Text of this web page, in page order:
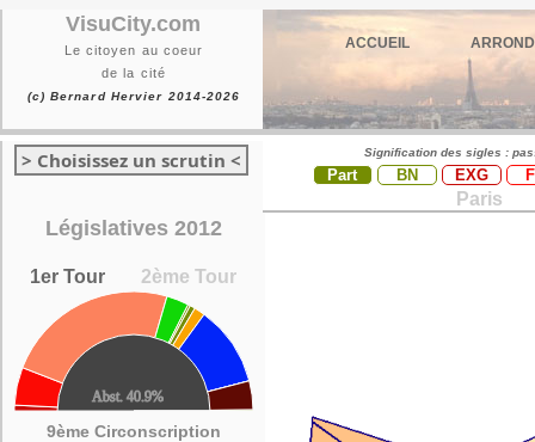
VisuCity.com
Le citoyen au coeur
de la cité
(c) Bernard Hervier 2014-2026
ACCUEIL
> Choisissez un scrutin <
Législatives 2012
1er Tour 2ème Tour
9ème Circonscription
Signification des sigles :
Part BN EXG
Paris